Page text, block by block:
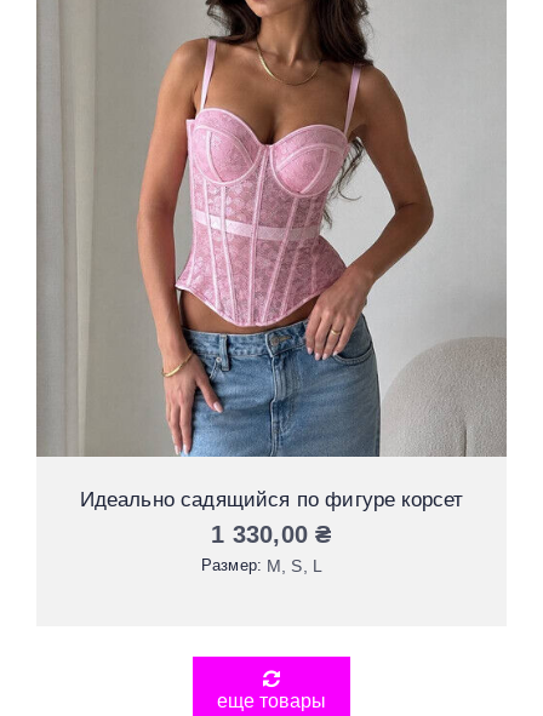
Идеально садящийся по фигуре корсет
1 330,00₴
Размер: М S L
еще товары